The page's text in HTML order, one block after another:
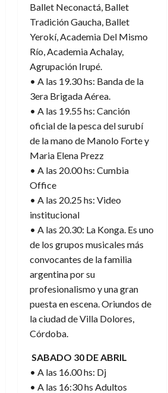
Ballet Neconactá, Ballet
Tradición Gaucha, Ballet
Yerokí, Academia Del Mismo
Río, Academia Achalay,
Agrupación Irupé.
• A las 19.30 hs: Banda de la
3era Brigada Aérea.
• A las 19.55 hs: Canción
oficial de la pesca del surubí
de la mano de Manolo Forte y
Maria Elena Prezz
• A las 20.00 hs: Cumbia
Office
• A las 20.25 hs: Video
institucional
• A las 20.30: La Konga. Es uno
de los grupos musicales más
convocantes de la familia
argentina por su
profesionalismo y una gran
puesta en escena. Oriundos de
la ciudad de Villa Dolores,
Córdoba.
SABADO 30 DE ABRIL
• A las 16.00 hs: Dj
• A las 16:30 hs Adultos